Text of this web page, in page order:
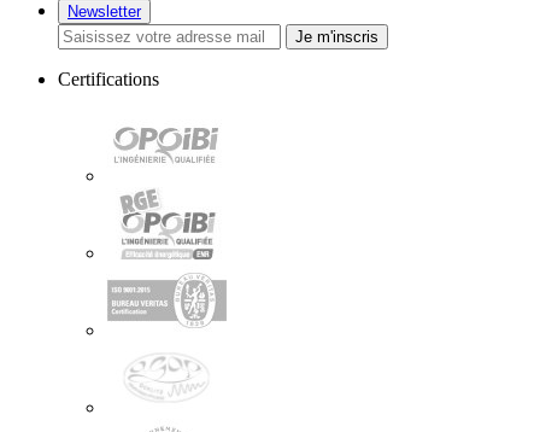
Newsletter
Je m'inscris
Certifications